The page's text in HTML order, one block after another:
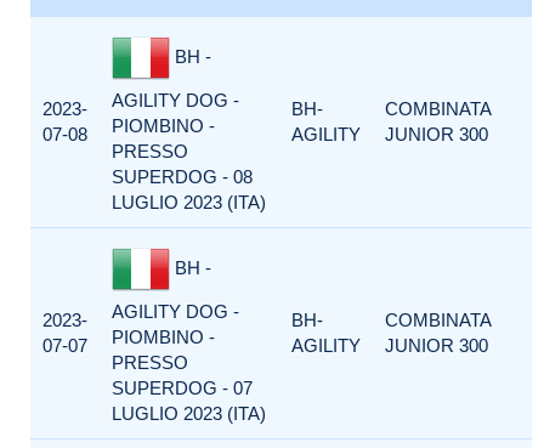
2023-
07-08
BH -
AGILITY DOG -
PIOMBINO -
PRESSO
SUPERDOG - 08
LUGLIO 2023 (ITA)
BH-
AGILITY
COMBINATA
JUNIOR 300
2023-
07-07
BH -
AGILITY DOG -
PIOMBINO -
PRESSO
SUPERDOG - 07
LUGLIO 2023 (ITA)
BH-
AGILITY
COMBINATA
JUNIOR 300